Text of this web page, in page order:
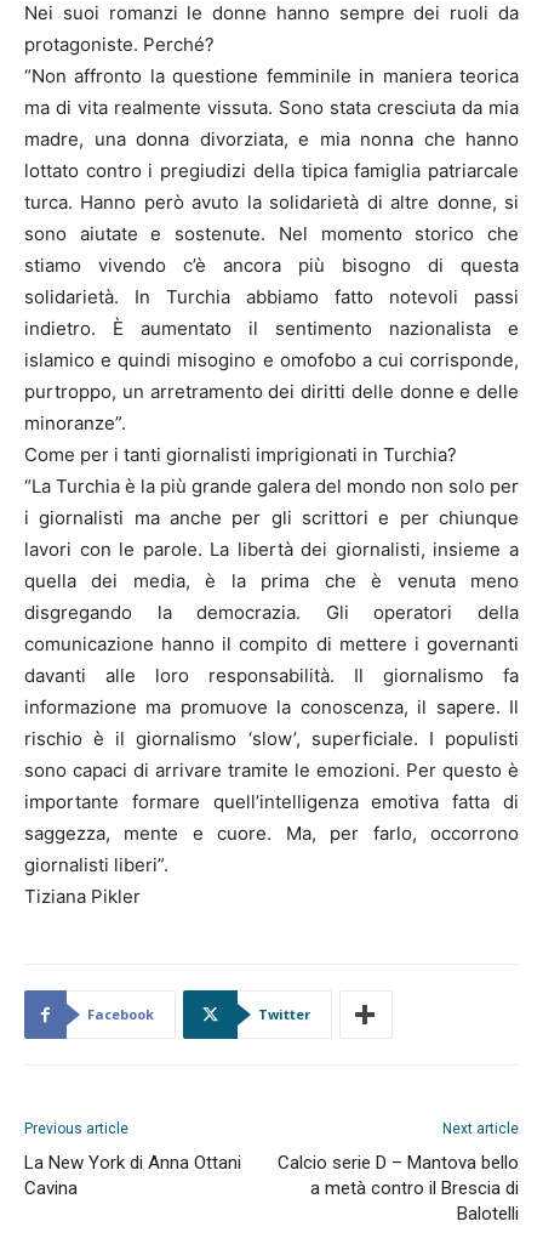
Nei suoi romanzi le donne hanno sempre dei ruoli da
protagoniste. Perché?
“Non affronto la questione femminile in maniera teorica
ma di vita realmente vissuta. Sono stata cresciuta da mia
madre, una donna divorziata, e mia nonna che hanno
lottato contro i pregiudizi della tipica famiglia patriarcale
turca. Hanno però avuto la solidarietà di altre donne, si
sono aiutate e sostenute. Nel momento storico che
stiamo vivendo c’è ancora più bisogno di questa
solidarietà. In Turchia abbiamo fatto notevoli passi
indietro. È aumentato il sentimento nazionalista e
islamico e quindi misogino e omofobo a cui corrisponde,
purtroppo, un arretramento dei diritti delle donne e delle
minoranze”.
Come per i tanti giornalisti imprigionati in Turchia?
“La Turchia è la più grande galera del mondo non solo per
i giornalisti ma anche per gli scrittori e per chiunque
lavori con le parole. La libertà dei giornalisti, insieme a
quella dei media, è la prima che è venuta meno
disgregando la democrazia. Gli operatori della
comunicazione hanno il compito di mettere i governanti
davanti alle loro responsabilità. Il giornalismo fa
informazione ma promuove la conoscenza, il sapere. Il
rischio è il giornalismo ‘slow’, superficiale. I populisti
sono capaci di arrivare tramite le emozioni. Per questo è
importante formare quell’intelligenza emotiva fatta di
saggezza, mente e cuore. Ma, per farlo, occorrono
giornalisti liberi”.
Tiziana Pikler
Facebook Twitter
Previous article
La New York di Anna Ottani
Cavina
Next article
Calcio serie D – Mantova bello
a metà contro il Brescia di
Balotelli